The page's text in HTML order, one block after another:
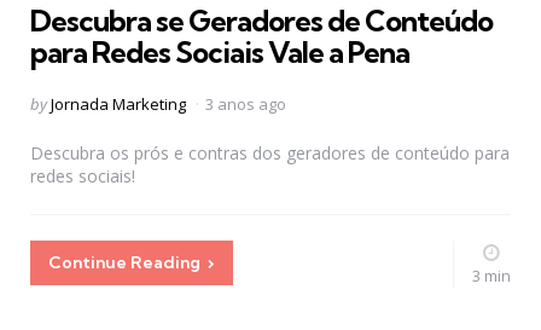
Descubra se Geradores de Conteúdo
para Redes Sociais Vale a Pena
Posted
byJornada Marketing 3 anos ago
Descubra os prós e contras dos geradores de conteúdo para
redes sociais!
Continue Reading
3 min